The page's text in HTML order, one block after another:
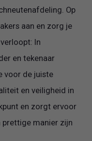
Op
aan en zorg je
In
en tekenaar
voor de juiste
en veiligheid in
en zorgt ervoor
prettige manier zijn